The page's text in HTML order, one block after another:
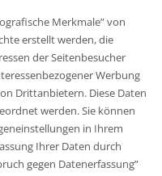
Merkmale” von
erstellt werden, die
der Seitenbesucher
Werbung
Drittanbietern. Diese Daten
werden. Sie können
in Ihrem
Ihrer Daten durch
gegen Datenerfassung”